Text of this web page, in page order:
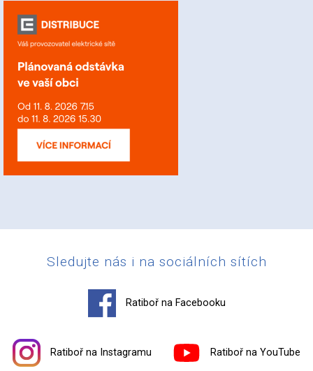
Sledujte nás i na sociálních sítích
Ratiboř na Facebooku
Ratiboř na Instagramu Ratiboř na YouTube